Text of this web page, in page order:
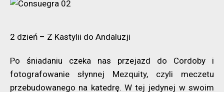
2 dzień – Z Kastylii do Andaluzji
Po śniadaniu czeka nas przejazd do Cordoby i
fotografowanie słynnej Mezquity, czyli meczetu
przebudowanego na katedrę. W tej jedynej w swoim